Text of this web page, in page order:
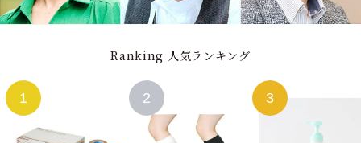
Ranking 人気ランキング